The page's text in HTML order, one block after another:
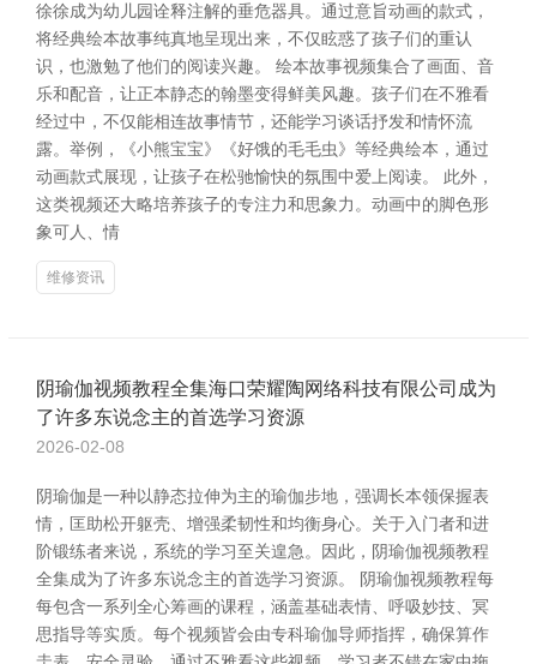
徐徐成为幼儿园诠释注解的垂危器具。通过意旨动画的款式，
将经典绘本故事纯真地呈现出来，不仅眩惑了孩子们的重认
识，也激勉了他们的阅读兴趣。 绘本故事视频集合了画面、音
乐和配音，让正本静态的翰墨变得鲜美风趣。孩子们在不雅看
经过中，不仅能相连故事情节，还能学习谈话抒发和情怀流
露。举例，《小熊宝宝》《好饿的毛毛虫》等经典绘本，通过
动画款式展现，让孩子在松驰愉快的氛围中爱上阅读。 此外，
这类视频还大略培养孩子的专注力和思象力。动画中的脚色形
象可人、情
维修资讯
阴瑜伽视频教程全集海口荣耀陶网络科技有限公司成为
了许多东说念主的首选学习资源
2026-02-08
阴瑜伽是一种以静态拉伸为主的瑜伽步地，强调长本领保握表
情，匡助松开躯壳、增强柔韧性和均衡身心。关于入门者和进
阶锻练者来说，系统的学习至关遑急。因此，阴瑜伽视频教程
全集成为了许多东说念主的首选学习资源。 阴瑜伽视频教程每
每包含一系列全心筹画的课程，涵盖基础表情、呼吸妙技、冥
思指导等实质。每个视频皆会由专科瑜伽导师指挥，确保算作